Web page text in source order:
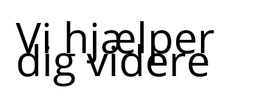
Vi hjælper
dig videre